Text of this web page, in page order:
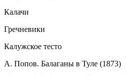
Калачи
Гречневики
Калужское тесто
А. Попов. Балаганы в Туле (1873)